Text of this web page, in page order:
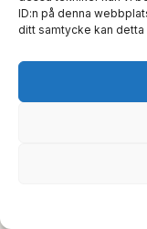
ID:n på denna
ditt samtycke kan
Medföljanderätt
along låter en
annan, drag-
övriga i en